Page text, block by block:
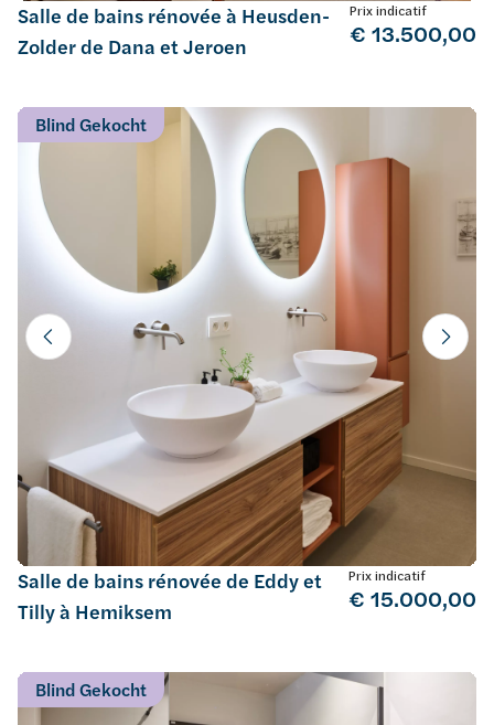
Salle de bains rénovée à Heusden-
Zolder de Dana et Jeroen
Prix indicatif
€ 13.500,00
Blind Gekocht
Salle de bains rénovée de Eddy et
Tilly à Hemiksem
Prix indicatif
€ 15.000,00
Blind Gekocht